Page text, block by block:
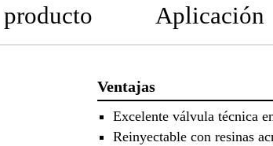
Aplicación
Ventajas
Excelente válvula técnica
Reinyectable con resinas